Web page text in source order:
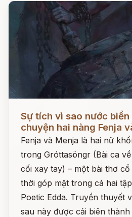
Sự tích vì sao nước
chuyện hai nàng Fenja
Fenja và Menja là hai nữ
trong Gróttasöngr (Bài ca
cối xay tay) – một bài thơ
thời góp mặt trong cả hai
Poetic Edda. Truyền thuyết
sau này được cải biên